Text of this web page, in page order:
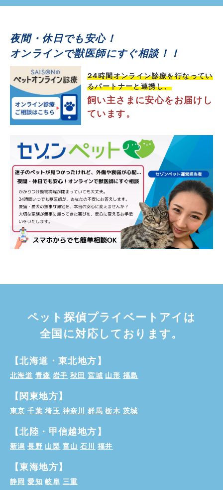
夜間・休日でも安心！
オンラインで獣医師にすぐ相談！！
24時間オンライン診療を行なってい
るパートナーと連携し、
飼い主さまに安心をお届けし
ています。
ペット探偵プライベートアイは
全国に対応しております。
【北海道・東北地方】
北海道 青森 岩手 秋田 宮城 山形 福島
【関東地方】
東京 千葉 埼玉 神奈川 群馬 栃木 茨城
【北陸・甲信越地方】
新潟 長野 山梨 富山 石川 福井
【東海地方】
静岡 愛知 岐阜 三重